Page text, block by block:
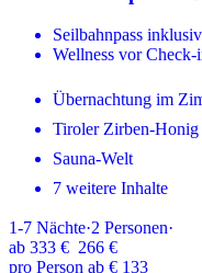
Seilbahnpass
Wellness vor
Übernachtung im
Tiroler Zirben-
Sauna-Welt
7 weitere Inhalte
1-7 Nächte·2 Personen·
ab 333 € 266 €
pro Person ab € 133